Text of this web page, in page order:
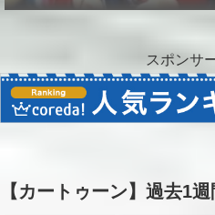
作品！！
スポンサ
【カートゥーン】過去1